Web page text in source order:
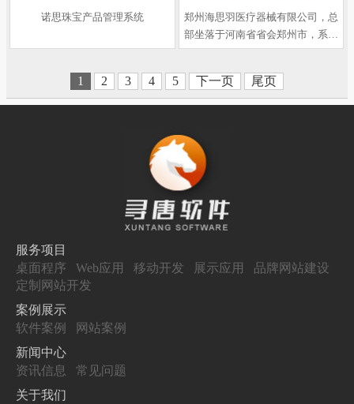
诺思珠宝产品管理系统
郑州海思羽医疗器械有限公司，总
部坐落于河南省省会郑州市，系郑
以来，以建设极具核心竞争力的现
代家用医疗设备集团为企业愿景，
1 2 3 4 5 下一页 尾页
服务项目
桌面程序
Web应用 移动开发 展示应用
品牌网站建设
定制网站开发
案例展示
软件案例
网站案例
新闻中心
资讯信息
常见问题
关于我们